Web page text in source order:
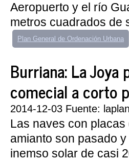
Aeropuerto y el río
metros cuadrados de
Plan General de Ordenación Urbana
Burriana: La
comecial a corto
2014-12-03 Fuente:
Las naves con
amianto son pasado
inemso solar de casi